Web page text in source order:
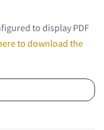
to display PDF
to download the